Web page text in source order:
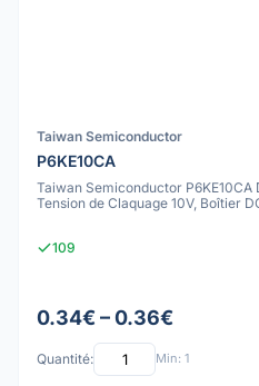
Taiwan Semiconductor
P6KE10CA
Taiwan Semiconductor P6KE10CA
Tension de Claquage 10V, Boîtier
109
0.34€ – 0.36€
Quantité: Min: 1